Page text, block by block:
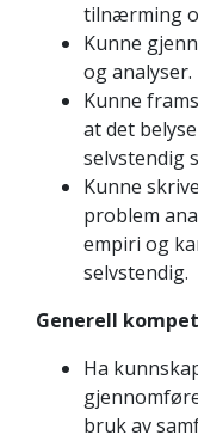
tilnærming
Kunne
og analyser.
Kunne
at det
selvstendig
Kunne
problem
empiri og
selvstendig.
Generell
Ha
bruk av